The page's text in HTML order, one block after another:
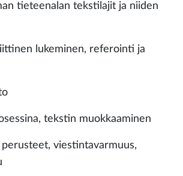
tieteenalan tekstilajit ja niiden
lukeminen, referointi ja
tekstin muokkaaminen
viestintavarmuus,